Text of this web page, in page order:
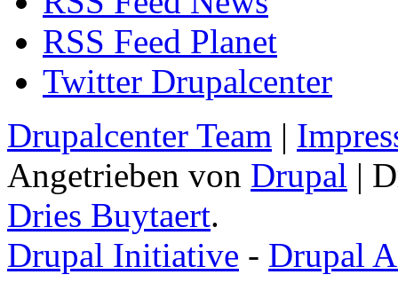
RSS Feed Planet
Twitter Drupalcenter
Drupalcenter Team |
Angetrieben von Drupal |
Dries Buytaert.
Drupal Initiative - Drupal